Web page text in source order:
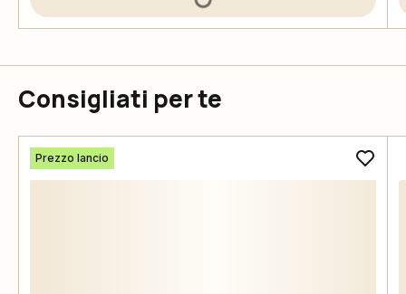
Consigliati per te
Prezzo lancio